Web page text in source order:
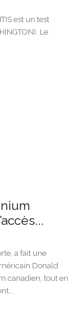
est un test
Le
a fait une
Donald
canadien, tout en